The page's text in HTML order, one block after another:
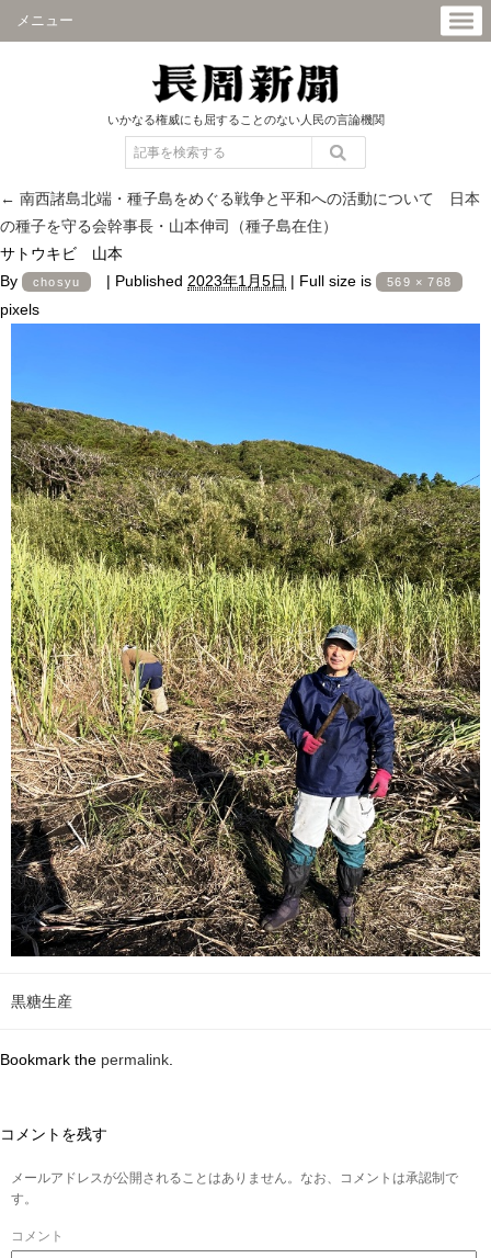
メニュー
いかなる権威にも屈することのない人民の言論機関
← 南西諸島北端・種子島をめぐる戦争と平和への活動について 日本
の種子を守る会幹事長・山本伸司（種子島在住）
サトウキビ 山本
By
chosyu | Published 2023年1月5日 | Full size is 569 × 768
pixels
黒糖生産
Bookmark the permalink.
コメントを残す
メールアドレスが公開されることはありません。なお、コメントは承認制で
す。
コメント